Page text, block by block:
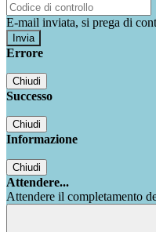
E-mail inviata, si prega di
Errore
Chiudi
Successo
Chiudi
Informazione
Chiudi
Attendere...
Attendere il completamento